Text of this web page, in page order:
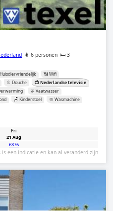
🧍 6 personen 🛏️ 3
📶 Wifi
🚿 Douche
📺 Nederlandse televisie
🧼 Vaatwasser
🪑 Kinderstoel
🧼 Wasmachine
Fri
21 Aug
€876
een indicatie en kan al veranderd zijn.